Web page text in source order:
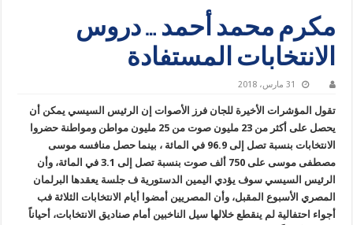
مكرم محمد أحمد … دروس
الانتخابات المستفادة
31 مارس، 2018
تقول المؤشرات الأخيرة للجان فرز الأصوات إن الرئيس السيسي يمكن أن
يحصل على أكثر من 23 مليون صوت من 25 مليون مواطن ومواطنة حضروا
الانتخابات بنسبة تصل إلى 96.9 في المائة ، بينما حصل منافسه موسى
مصطفى موسى على 750 ألف صوت بنسبة تصل إلى 3.1 في المائة، وأن
الرئيس السيسي سوف يؤدي اليمين الدستورية ف جلسة يعقدها البرلمان
المصري الأسبوع المقبل، وأن المصريين أمضوا أيام الانتخابات الثلاثة فب
أجواء احتفالية لم ينقطع خلالها سيل الناخبين أمام صناديق الانتخابات، أحياناً